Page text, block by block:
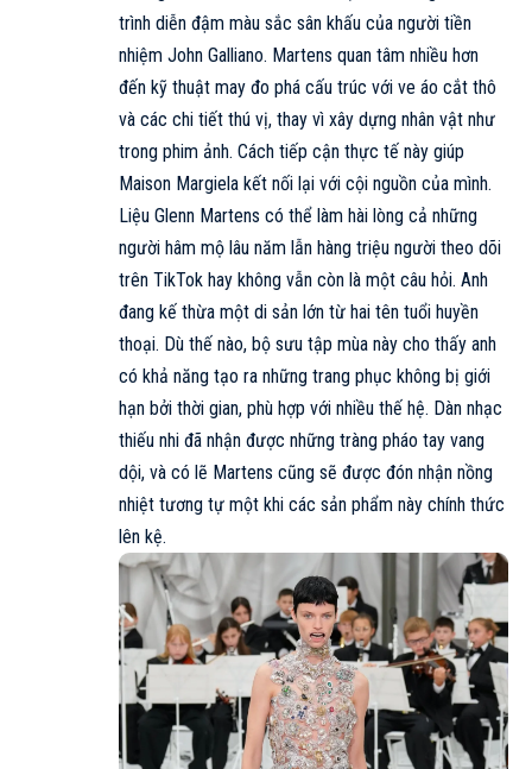
trình diễn đậm màu sắc sân khấu của người tiền
nhiệm John Galliano. Martens quan tâm nhiều hơn
đến kỹ thuật may đo phá cấu trúc với ve áo cắt thô
và các chi tiết thú vị, thay vì xây dựng nhân vật như
trong phim ảnh. Cách tiếp cận thực tế này giúp
Maison Margiela kết nối lại với cội nguồn của mình.
Liệu Glenn Martens có thể làm hài lòng cả những
người hâm mộ lâu năm lẫn hàng triệu người theo dõi
trên TikTok hay không vẫn còn là một câu hỏi. Anh
đang kế thừa một di sản lớn từ hai tên tuổi huyền
thoại. Dù thế nào, bộ sưu tập mùa này cho thấy anh
có khả năng tạo ra những trang phục không bị giới
hạn bởi thời gian, phù hợp với nhiều thế hệ. Dàn nhạc
thiếu nhi đã nhận được những tràng pháo tay vang
dội, và có lẽ Martens cũng sẽ được đón nhận nồng
nhiệt tương tự một khi các sản phẩm này chính thức
lên kệ.